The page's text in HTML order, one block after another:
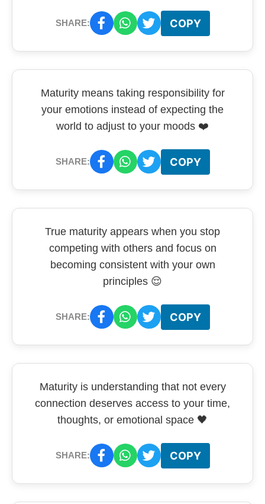
SHARE: COPY
Maturity means taking responsibility for
your emotions instead of expecting the
world to adjust to your moods ❤️
SHARE: COPY
True maturity appears when you stop
competing with others and focus on
becoming consistent with your own
principles 😌
SHARE: COPY
Maturity is understanding that not every
connection deserves access to your time,
thoughts, or emotional space 🖤
SHARE: COPY